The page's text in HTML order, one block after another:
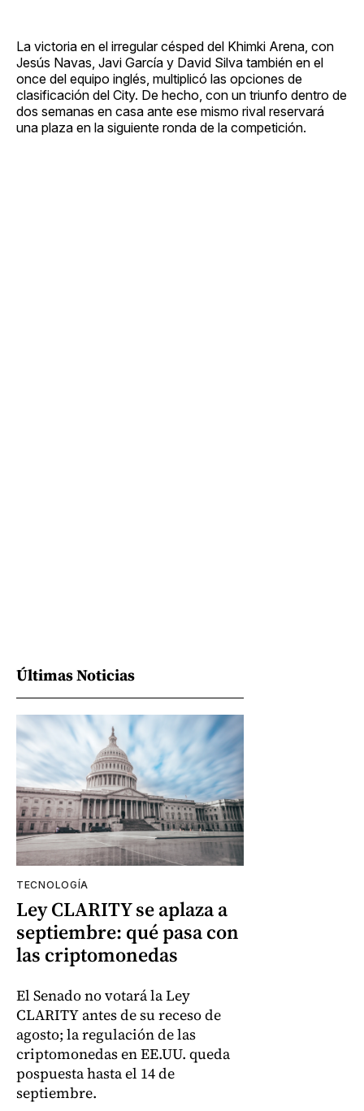
La victoria en el irregular césped del Khimki Arena, con
Jesús Navas, Javi García y David Silva también en el
once del equipo inglés, multiplicó las opciones de
clasificación del City. De hecho, con un triunfo dentro de
dos semanas en casa ante ese mismo rival reservará
una plaza en la siguiente ronda de la competición.
Últimas Noticias
TECNOLOGÍA
Ley CLARITY se aplaza a
septiembre: qué pasa con
las criptomonedas
El Senado no votará la Ley
CLARITY antes de su receso de
agosto; la regulación de las
criptomonedas en EE.UU. queda
pospuesta hasta el 14 de
septiembre.